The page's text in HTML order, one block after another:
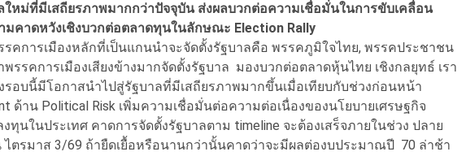
ใหม่ที่มีเสถียรภาพมากกว่าปัจจุบัน ส่งผลบวกต่อความเชื่อมั่นในการขับเคลื่อน
มคาดหวังเชิงบวกต่อตลาดทุนในลักษณะ Election Rally
คการเมืองหลักที่เป็นแกนนำจะจัดตั้งรัฐบาลคือ พรรคภูมิใจไทย, พรรคประชาชน
รรคการเมืองเสียงข้างมากจัดตั้งรัฐบาล มองบวกต่อตลาดหุ้นไทย เชิงกลยุทธ์ เรา
รอบนี้มีโอกาสนำไปสู่รัฐบาลที่มีเสถียรภาพมากขึ้นเมื่อเทียบกับช่วงก่อนหน้า
ด้าน Political Risk เพิ่มความเชื่อมั่นต่อความต่อเนื่องของนโยบายเศรษฐกิจ
ทุนในประเทศ คาดการจัดตั้งรัฐบาลตาม timeline จะต้องเสร็จภายในช่วง ปลาย
ไตรมาส 3/69 ถ้ายืดเยื้อหรือนานกว่านั้นคาดว่าจะมีผลต่องบประมาณปี 70 ล่าช้า